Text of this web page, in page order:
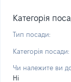
Категорія
Тип посади:
Категорія посади:
Чи належите ви
Ні